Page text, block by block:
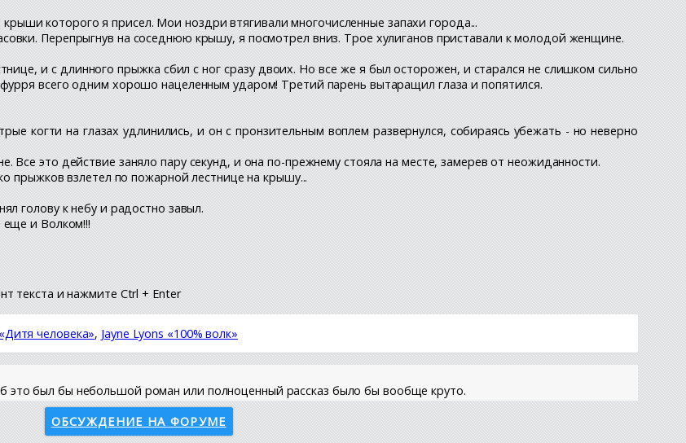
которого я присел. Мои ноздри втягивали многочисленные запахи города...
Перепрыгнув на соседнюю крышу, я посмотрел вниз. Трое хулиганов приставали к молодой женщине.
и с длинного прыжка сбил с ног сразу двоих. Но все же я был осторожен, и старался не слишком сильно
всего одним хорошо нацеленным ударом! Третий парень вытаращил глаза и попятился.
когти на глазах удлинились, и он с пронзительным воплем развернулся, собираясь убежать - но неверно
это действие заняло пару секунд, и она по-прежнему стояла на месте, замерев от неожиданности.
прыжков взлетел по пожарной лестнице на крышу...
голову к небу и радостно завыл.
и Волком!!!
текста и нажмите Ctrl + Enter
человека», Jayne Lyons «100% волк»
это был бы небольшой роман или полноценный рассказ было бы вообще круто.
ОБСУЖДЕНИЕ НА ФОРУМЕ